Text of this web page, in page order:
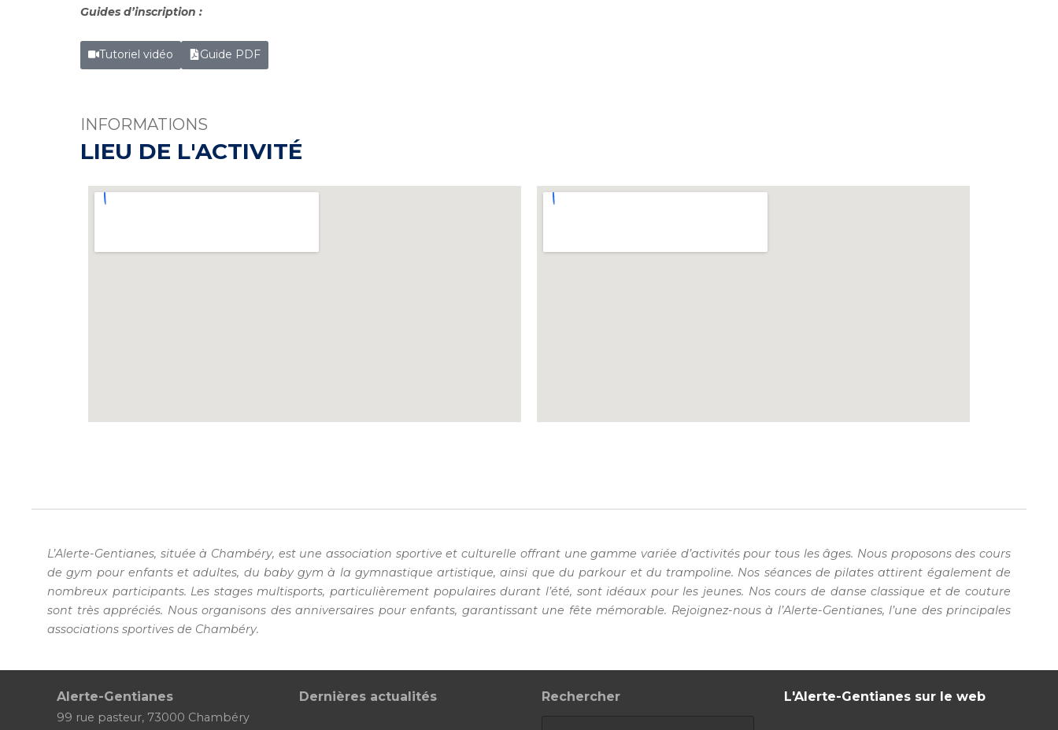
Guides d’inscription :
Tutoriel vidéo Guide PDF
INFORMATIONS
LIEU DE L'ACTIVITÉ
L’Alerte-Gentianes, située à Chambéry, est une association sportive et culturelle offrant une gamme variée d’activités pour tous les âges. Nous proposons des cours
de gym pour enfants et adultes, du baby gym à la gymnastique artistique, ainsi que du parkour et du trampoline. Nos séances de pilates attirent également de
nombreux participants. Les stages multisports, particulièrement populaires durant l’été, sont idéaux pour les jeunes. Nos cours de danse classique et de couture
sont très appréciés. Nous organisons des anniversaires pour enfants, garantissant une fête mémorable. Rejoignez-nous à l’Alerte-Gentianes, l’une des principales
associations sportives de Chambéry.
Alerte-Gentianes
99 rue pasteur, 73000 Chambéry
Dernières actualités Rechercher L'Alerte-Gentianes sur le web